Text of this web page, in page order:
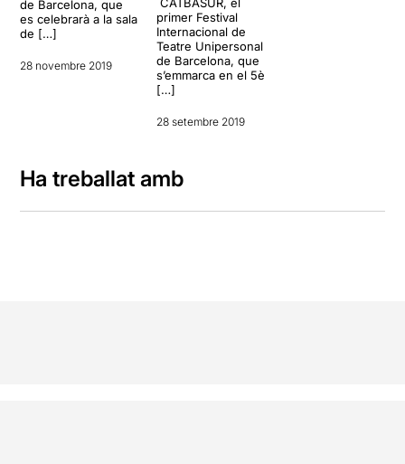
de Barcelona, que
es celebrarà a la sala
de […]
28 novembre 2019
primer Festival
Internacional de
Teatre Unipersonal
de Barcelona, que
s’emmarca en el 5è
[…]
28 setembre 2019
Ha treballat amb